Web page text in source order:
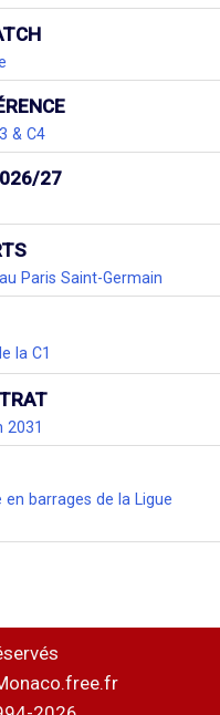
& C4
27
Paris Saint-Germain
la C1
2031
barrages de la Ligue